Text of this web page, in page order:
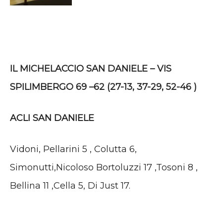
IL MICHELACCIO SAN DANIELE – VIS
SPILIMBERGO 69 –62 (27-13, 37-29, 52-46 )
ACLI SAN DANIELE
Vidoni, Pellarini 5 , Colutta 6,
Simonutti,Nicoloso Bortoluzzi 17 ,Tosoni 8 ,
Bellina 11 ,Cella 5, Di Just 17.